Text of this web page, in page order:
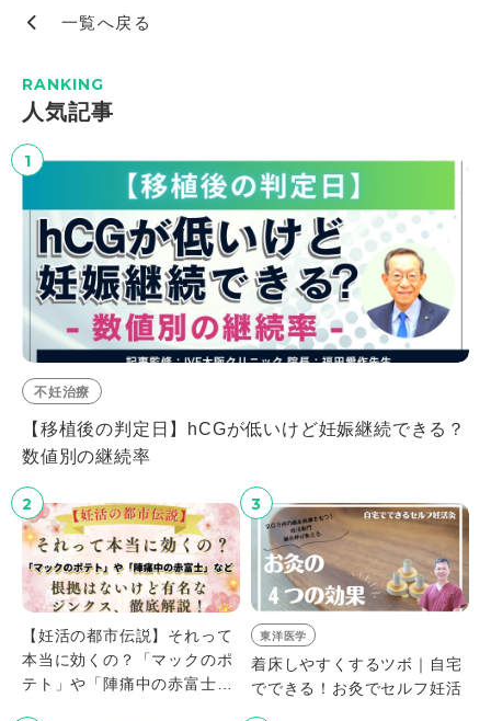
一覧へ戻る
RANKING
⼈気記事
1
不妊治療
【移植後の判定日】hCGが低いけど妊娠継続できる？
数値別の継続率
2
【妊活の都市伝説】それって
本当に効くの？「マックのポ
テト」や「陣痛中の赤富士」
3
東洋医学
着床しやすくするツボ｜自宅
でできる！お灸でセルフ妊活